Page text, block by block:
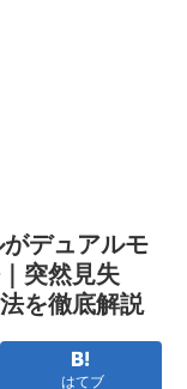
がデュアルモ
突然見失
を徹底解説
はてブ